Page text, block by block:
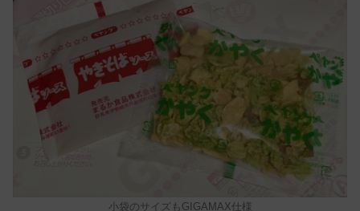
小袋のサイズもGIGAMAX仕様